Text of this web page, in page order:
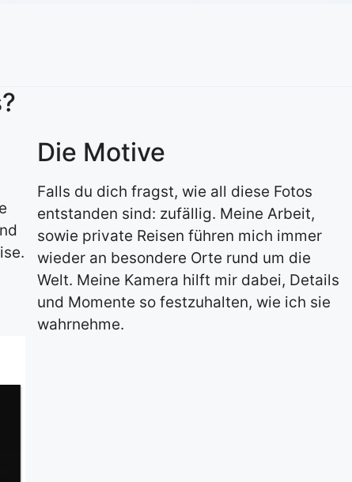
Die Motive
Falls du dich fragst, wie all diese Fotos
entstanden sind: zufällig. Meine Arbeit,
sowie private Reisen führen mich immer
wieder an besondere Orte rund um die
Welt. Meine Kamera hilft mir dabei, Details
und Momente so festzuhalten, wie ich sie
wahrnehme.